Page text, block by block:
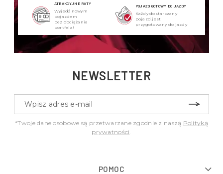
ATRAKCYJNE RATY
Wyjedź nowym
pojazdem
bez obciążania
portfela!
POJAZD GOTOWY DO JAZDY
Każdy dostarczany
pojazd jest
przygotowany do jazdy
NEWSLETTER
*Twoje dane osobowe są przetwarzane zgodnie z naszą Polityką
prywatności
POMOC